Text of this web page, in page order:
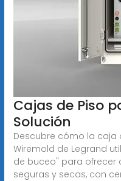
Cajas de Piso
Solución
Descubre cómo la caja
Wiremold de Legrand
de buceo" para ofrecer
seguras y secas, con